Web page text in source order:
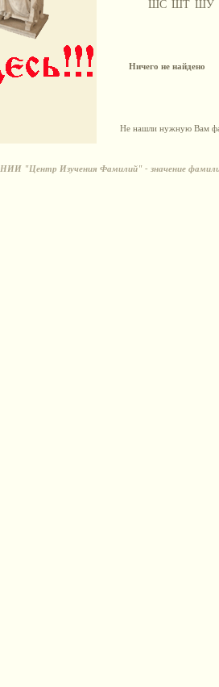
ШС ШТ ШУ
Ничего не найдено
Не нашли нужную Вам
НИИ "Центр Изучения Фамилий" - значение